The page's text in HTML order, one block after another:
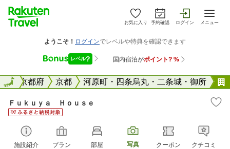
お気に入り 予約確認 ログイン メニュー
全国京都府 京都 河原町・四条烏丸・二条城・御所
全国
Ｆｕｋｕｙａ Ｈｏｕｓｅ
施設紹介 プラン 部屋 写真 クーポン クチコミ